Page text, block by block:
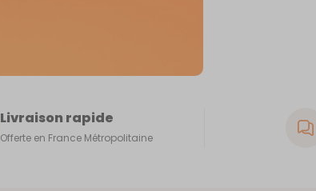
Livraison rapide
Offerte en France Métropolitaine